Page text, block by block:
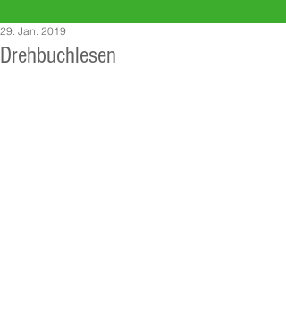
Drehbuchlesen
29. Jan. 2019